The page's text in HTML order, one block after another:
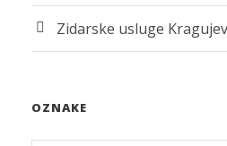
Zidarske usluge
OZNAKE